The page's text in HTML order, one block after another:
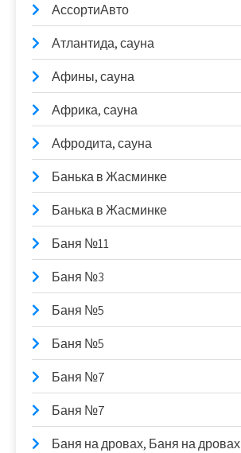
АссортиАвто
Атлантида, сауна
Афины, сауна
Африка, сауна
Афродита, сауна
Банька в Жасминке
Банька в Жасминке
Баня №11
Баня №3
Баня №5
Баня №5
Баня №7
Баня №7
Баня на дровах, Баня на дровах